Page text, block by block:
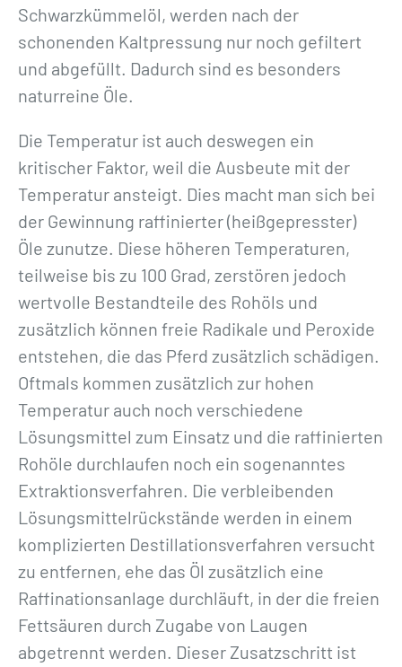
Schwarzkümmelöl, werden nach der
schonenden Kaltpressung nur noch gefiltert
und abgefüllt. Dadurch sind es besonders
naturreine Öle.
Die Temperatur ist auch deswegen ein
kritischer Faktor, weil die Ausbeute mit der
Temperatur ansteigt. Dies macht man sich bei
der Gewinnung raffinierter (heißgepresster)
Öle zunutze. Diese höheren Temperaturen,
teilweise bis zu 100 Grad, zerstören jedoch
wertvolle Bestandteile des Rohöls und
zusätzlich können freie Radikale und Peroxide
entstehen, die das Pferd zusätzlich schädigen.
Oftmals kommen zusätzlich zur hohen
Temperatur auch noch verschiedene
Lösungsmittel zum Einsatz und die raffinierten
Rohöle durchlaufen noch ein sogenanntes
Extraktionsverfahren. Die verbleibenden
Lösungsmittelrückstände werden in einem
komplizierten Destillationsverfahren versucht
zu entfernen, ehe das Öl zusätzlich eine
Raffinationsanlage durchläuft, in der die freien
Fettsäuren durch Zugabe von Laugen
abgetrennt werden. Dieser Zusatzschritt ist